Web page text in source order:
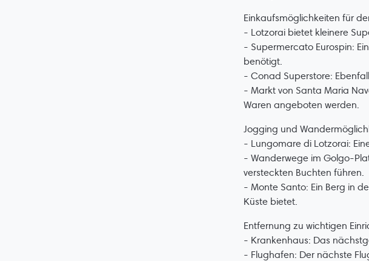
Einkaufsmöglichkeiten für
- Lotzorai bietet kleinere
- Supermercato Eurospin:
benötigt.
- Conad Superstore:
- Markt von Santa Maria
Waren angeboten werden.
Jogging und
- Lungomare di Lotzorai:
- Wanderwege im Golgo-
versteckten Buchten führen.
- Monte Santo: Ein Berg in
Küste bietet.
Entfernung zu wichtigen
- Krankenhaus: Das
- Flughafen: Der nächste